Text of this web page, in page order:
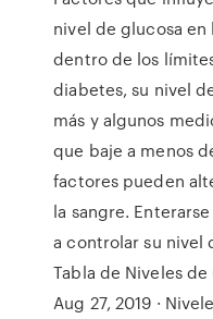
nivel de glucosa en
dentro de los
diabetes, su nivel
más y algunos
que baje a menos
factores pueden
la sangre.
a controlar su nivel
Tabla de Niveles
Aug 27, 2019 ·